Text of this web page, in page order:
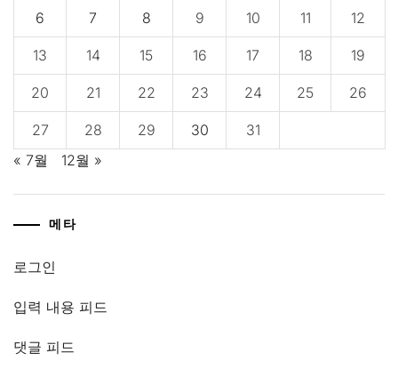
6 7 8 9 10 11 12
13 14 15 16 17 18 19
20 21 22 23 24 25 26
27 28 29 30
31
« 7월
12월 »
메타
로그인
입력 내용 피드
댓글 피드